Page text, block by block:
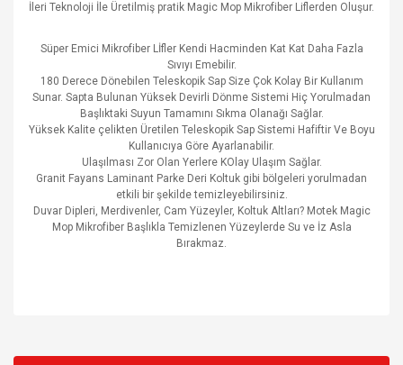
İleri Teknoloji İle Üretilmiş pratik Magic Mop Mikrofiber Liflerden Oluşur.
Süper Emici Mikrofiber Lİfler Kendi Hacminden Kat Kat Daha Fazla
Sıvıyı Emebilir.
180 Derece Dönebilen Teleskopik Sap Size Çok Kolay Bir Kullanım
Sunar. Sapta Bulunan Yüksek Devirli Dönme Sistemi Hiç Yorulmadan
Başlıktaki Suyun Tamamını Sıkma Olanağı Sağlar.
Yüksek Kalite çelikten Üretilen Teleskopik Sap Sistemi Hafiftir Ve Boyu
Kullanıcıya Göre Ayarlanabilir.
Ulaşılması Zor Olan Yerlere KOlay Ulaşım Sağlar.
Granit Fayans Laminant Parke Deri Koltuk gibi bölgeleri yorulmadan
etkili bir şekilde temizleyebilirsiniz.
Duvar Dipleri, Merdivenler, Cam Yüzeyler, Koltuk Altları? Motek Magic
Mop Mikrofiber Başlıkla Temizlenen Yüzeylerde Su ve İz Asla
Bırakmaz.
kullanarak tarafımıza iletebilirsiniz.